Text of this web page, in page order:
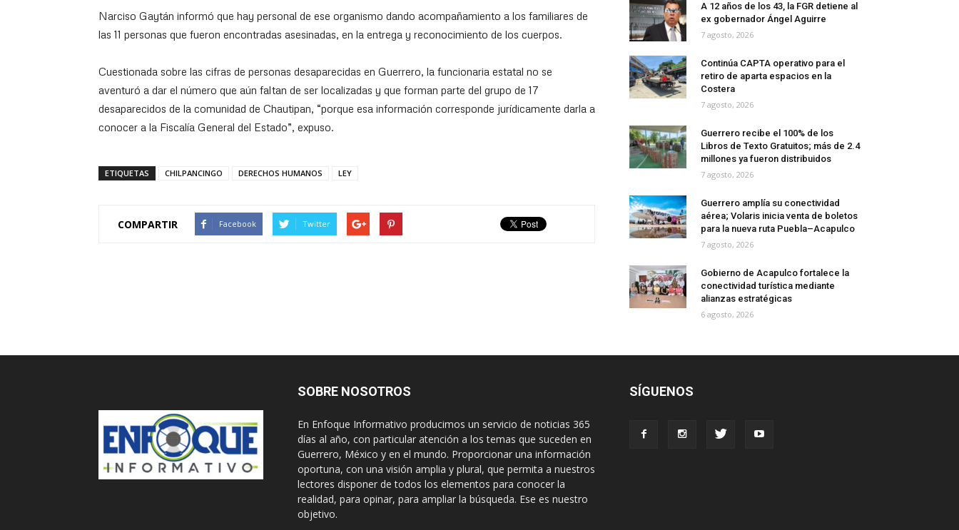
Narciso Gaytán informó que hay personal de ese organismo dando acompañamiento a los familiares de
las 11 personas que fueron encontradas asesinadas, en la entrega y reconocimiento de los cuerpos.
Cuestionada sobre las cifras de personas desaparecidas en Guerrero, la funcionaria estatal no se
aventuró a dar el número que aún faltan de ser localizadas y que forman parte del grupo de 17
desaparecidos de la comunidad de Chautipan, “porque esa información corresponde jurídicamente darla a
conocer a la Fiscalía General del Estado”, expuso.
ETIQUETAS CHILPANCINGO DERECHOS HUMANOS LEY
COMPARTIR Facebook Twitter
A 12 años de los 43, la FGR detiene al
ex gobernador Ángel Aguirre
7 agosto, 2026
Continúa CAPTA operativo para el
retiro de aparta espacios en la
Costera
7 agosto, 2026
Guerrero recibe el 100% de los
Libros de Texto Gratuitos; más de 2.4
millones ya fueron distribuidos
7 agosto, 2026
Guerrero amplía su conectividad
aérea; Volaris inicia venta de boletos
para la nueva ruta Puebla–Acapulco
7 agosto, 2026
Gobierno de Acapulco fortalece la
conectividad turística mediante
alianzas estratégicas
6 agosto, 2026
SOBRE NOSOTROS
En Enfoque Informativo producimos un servicio de noticias 365
días al año, con particular atención a los temas que suceden en
Guerrero, México y en el mundo. Proporcionar una información
oportuna, con una visión amplia y plural, que permita a nuestros
lectores disponer de todos los elementos para conocer la
realidad, para opinar, para ampliar la búsqueda. Ese es nuestro
objetivo.
SÍGUENOS